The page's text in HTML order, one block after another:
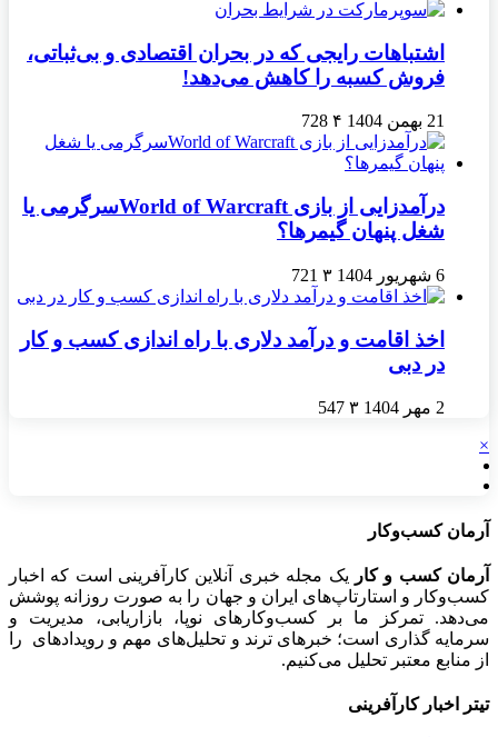
اشتباهات رایجی که در بحران اقتصادی و بی‌ثباتی،
فروش کسبه را کاهش می‌دهد!
21 بهمن 1404 ۴ 728
درآمدزایی از بازی World of Warcraftسرگرمی یا
شغل پنهان گیمرها؟
6 شهریور 1404 ۳ 721
اخذ اقامت و درآمد دلاری با راه اندازی کسب و کار
در دبی
2 مهر 1404 ۳ 547
×
آرمان کسب‌وکار
آرمان کسب و کار
یک مجله خبری آنلاین کارآفرینی است که اخبار
کسب‌وکار و استارتاپ‌های ایران و جهان را به صورت روزانه پوشش
می‌دهد. تمرکز ما بر کسب‌وکارهای نوپا، بازاریابی، مدیریت و
سرمایه گذاری است؛ خبرهای ترند و تحلیل‌های مهم و رویدادهای را
از منابع معتبر تحلیل می‌کنیم.
تیتر اخبار کارآفرینی